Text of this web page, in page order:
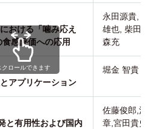
おける「噛み応え
感評価への応用
永田源貴, 橋
雄也, 柴田曉
森充
アプリケーション
堀金 智貴
と有用性および国内
佐藤俊郎,河原
章,宮田貴史
クロールできます